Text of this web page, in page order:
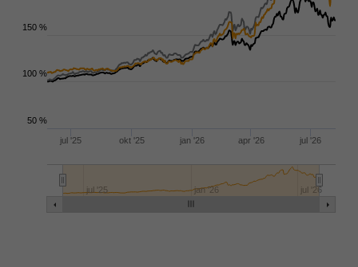
jul '25 okt '25 jan '26 apr '26 jul '26
jul '25 jan '26 jul '26
50 %
100 %
150 %